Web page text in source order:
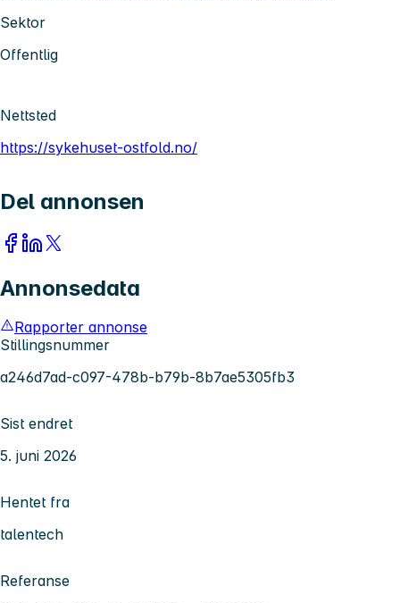
Sektor
Offentlig
Nettsted
https://sykehuset-ostfold.no/
Del annonsen
Annonsedata
Rapporter annonse
Stillingsnummer
a246d7ad-c097-478b-b79b-8b7ae5305fb3
Sist endret
5. juni 2026
Hentet fra
talentech
Referanse